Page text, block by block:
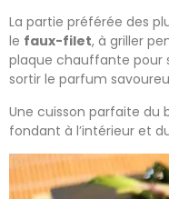
La partie préférée des
le faux-filet, à griller
plaque chauffante pour
sortir le parfum
Une cuisson parfaite
fondant à l’intérieur et